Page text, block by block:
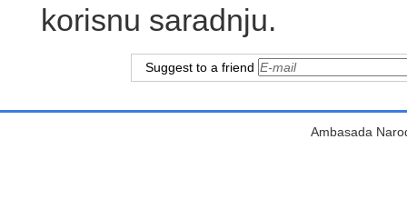
korisnu saradnju.
Suggest to a friend
Ambasada